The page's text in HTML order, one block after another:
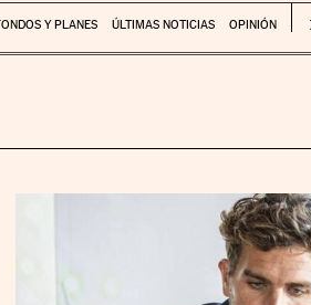
Y PLANES ÚLTIMAS NOTICIAS OPINIÓN